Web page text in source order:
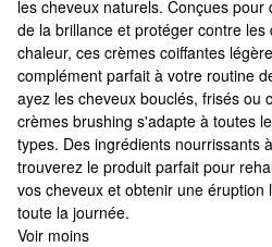
les cheveux naturels. Conçues
de la brillance et protéger contre
chaleur, ces crèmes coiffantes
complément parfait à votre routine
ayez les cheveux bouclés, frisés ou
crèmes brushing s'adapte à toutes
types. Des ingrédients nourrissants
trouverez le produit parfait pour
vos cheveux et obtenir une
toute la journée.
Voir moins